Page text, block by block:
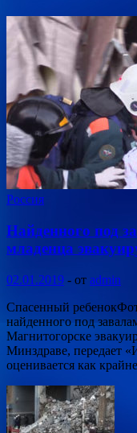
Россия
Найденного под
младенца
02.01.2019 - от admin
Спасенный
найденного под
Магнитогорске
Минздраве, передает
оценивается как